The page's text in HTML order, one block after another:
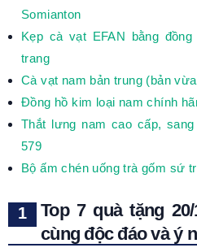
Somianton
Kẹp cà vạt EFAN bằng
trang
Cà vạt nam bản trung (bản
Đồng hồ kim loại nam chính
Thắt lưng nam cao cấp,
579
Bộ ấm chén uống trà gốm sứ
Top 7 quà tặng
cùng độc đáo và ý